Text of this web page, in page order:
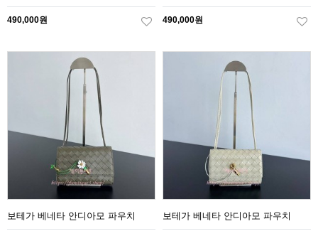
490,000원 490,000원
보테가 베네타 안디아모 파우치 보테가 베네타 안디아모 파우치